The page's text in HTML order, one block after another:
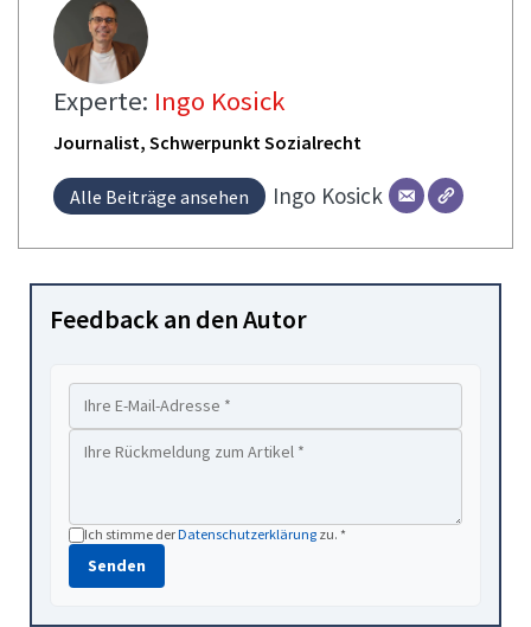
Experte: Ingo Kosick
Journalist, Schwerpunkt Sozialrecht
Alle Beiträge ansehen Ingo Kosick
Feedback an den Autor
Ich stimme derDatenschutzerklärung zu. *
Senden